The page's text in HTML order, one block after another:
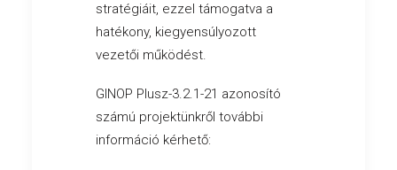
stratégiáit, ezzel támogatva a
hatékony, kiegyensúlyozott
vezetői működést.
GINOP Plusz-3.2.1-21 azonosító
számú projektünkről további
információ kérhető: